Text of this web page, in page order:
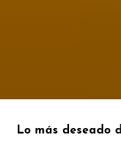
Lo más deseado